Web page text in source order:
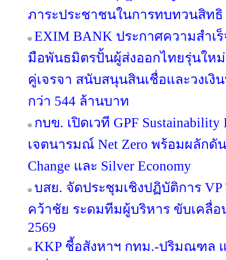
ภาระประชาชนในการทบทวนสิทธิ
EXIM BANK ประกาศความสำเ
มือพันธมิตรปั้นผู้ส่งออกไทยรุ่นใหม่
คู่เจรจา สนับสนุนสินเชื่อและวงเงิ
กว่า 544 ล้านบาท
กบข. เปิดเวที GPF Sustainability
เจตนารมณ์ Net Zero พร้อมผลักดั
Change และ Silver Economy
บสย. จัดประชุมเชิงปฏิบัติการ VP
คว้าชัย ระดมทีมผู้บริหาร ขับเคลื่อ
2569
KKP ชี้อสังหาฯ กทม.-ปริมณฑล